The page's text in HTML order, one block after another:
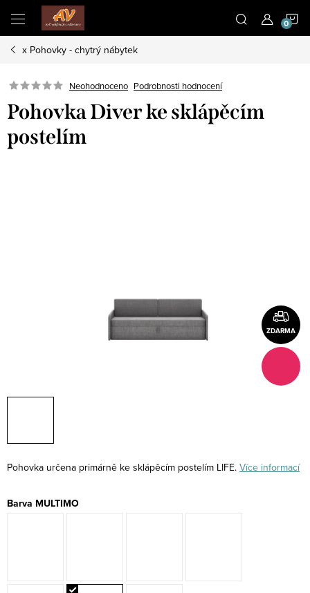
obsah
x Pohovky - chytrý nábytek
Neohodnoceno Podrobnosti hodnocení
Pohovka Diver ke sklápěcím
postelím
ZDARMA
Pohovka určena primárně ke sklápěcím postelím LIFE. Více informací
Barva MULTIMO